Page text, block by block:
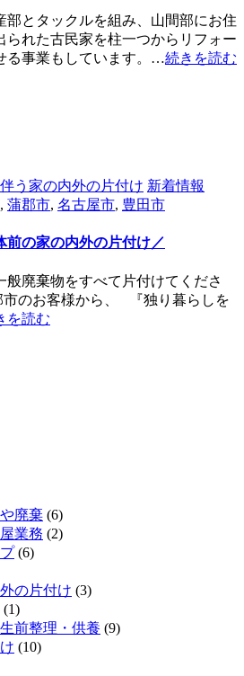
部とタックルを組み、山間部にお住
られた古民家を柱一つからリフォー
る事業もしています。…続きを読む
う家の内外の片付け 新着情報
, 蒲郡市, 名古屋市, 豊田市
前の家の内外の片付け／
般廃棄物をすべて片付けてくださ
のお客様から、 『独り暮らしを
を読む
廃棄 (6)
業務 (2)
(6)
の片付け (3)
(1)
前整理・供養 (9)
(10)